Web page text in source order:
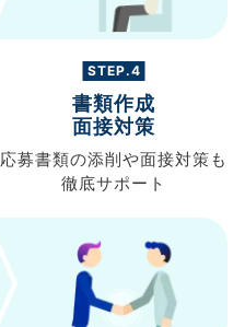
STEP.4
書類作成
面接対策
応募書類の添削や面接対策も
徹底サポート